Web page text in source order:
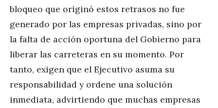
bloqueo que originó estos retrasos no fue
generado por las empresas privadas, sino por
la falta de acción oportuna del Gobierno para
liberar las carreteras en su momento. Por
tanto, exigen que el Ejecutivo asuma su
responsabilidad y ordene una solución
inmediata, advirtiendo que muchas empresas